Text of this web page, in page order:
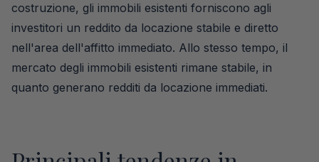
costruzione, gli immobili esistenti forniscono agli
investitori un reddito da locazione stabile e diretto
nell'area dell'affitto immediato. Allo stesso tempo, il
mercato degli immobili esistenti rimane stabile, in
quanto generano redditi da locazione immediati.